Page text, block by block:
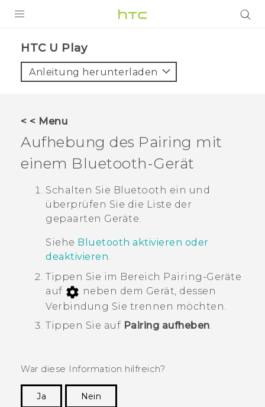
VIVE
VIVERSE
UNTERSTÜTZUNG
HTC-Geräte und Zubehör
HTC U Play‎
Anleitung herunterladen
< < Menu
Aufhebung des Pairing mit
einem Bluetooth-Gerät
Schalten Sie Bluetooth ein und
überprüfen Sie die Liste der
gepaarten Geräte.
Siehe Bluetooth aktivieren oder
deaktivieren.
Tippen Sie im Bereich Pairing-Geräte
auf
neben dem Gerät, dessen
Verbindung Sie trennen möchten.
Tippen Sie auf Pairing aufheben
War diese Information hilfreich?
Ja
Nein